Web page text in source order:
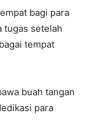
bagi para
tugas setelah
tempat
buah tangan
para